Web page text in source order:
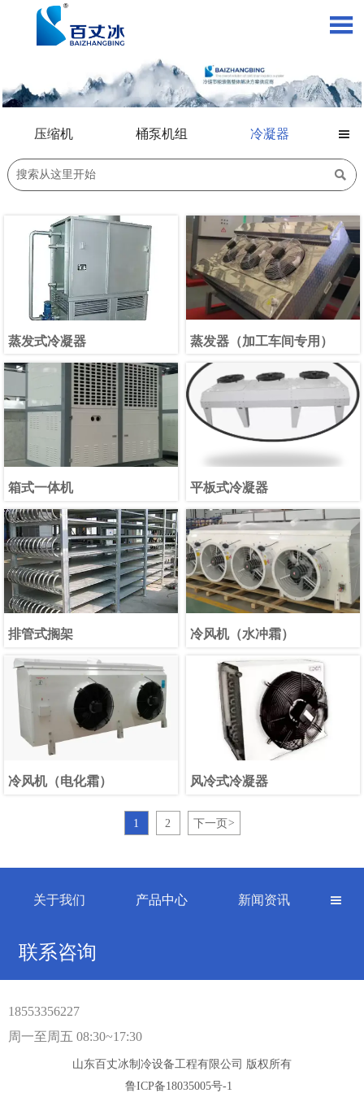

压缩机 桶泵机组 冷凝器 

蒸发式冷凝器 蒸发器（加工车间专用）
箱式一体机 平板式冷凝器
排管式搁架 冷风机（水冲霜）
冷风机（电化霜） 风冷式冷凝器
1 2 下一页 >
关于我们 产品中心 新闻资讯 
联系咨询
18553356227
周一至周五 08:30~17:30
山东百丈冰制冷设备工程有限公司 版权所有
鲁ICP备18035005号-1